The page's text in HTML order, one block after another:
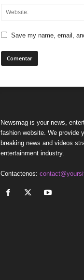
Save my name, email,
Newsmag is your news,
fashion website. We provide
breaking news and videos
entertainment industry.
Contactenos: